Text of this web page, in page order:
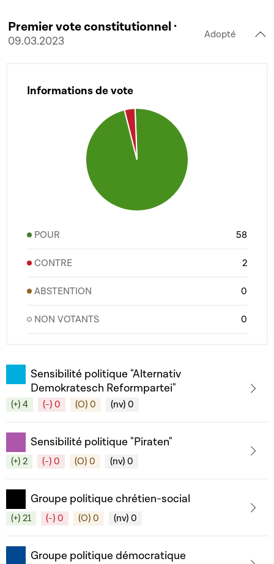
Premier vote constitutionnel ·
09.03.2023
Adopté
Informations de vote
POUR 58
CONTRE 2
ABSTENTION 0
NON VOTANTS 0
Sensibilité politique "Alternativ
Demokratesch Reformpartei"
(+) 4 (-) 0 (O) 0 (nv) 0
Sensibilité politique "Piraten"
(+) 2 (-) 0 (O) 0 (nv) 0
Groupe politique chrétien-social
(+) 21 (-) 0 (O) 0 (nv) 0
Groupe politique démocratique